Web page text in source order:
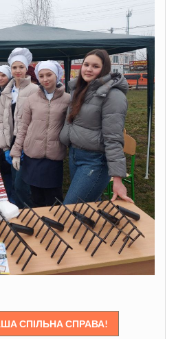
СПІЛЬНА СПРАВА!